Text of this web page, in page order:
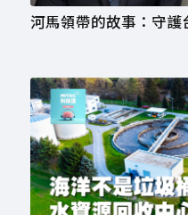
河馬領帶的故事：守